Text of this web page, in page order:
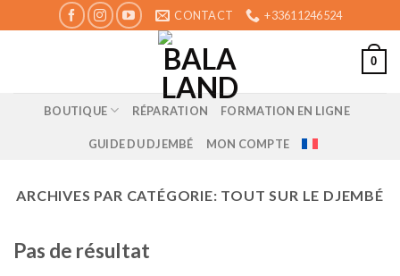
to
CONTACT +33611246524
0
BOUTIQUE RÉPARATION FORMATION EN LIGNE
GUIDE DU DJEMBÉ MON COMPTE
ARCHIVES PAR CATÉGORIE: TOUT SUR LE DJEMBÉ
Pas de résultat